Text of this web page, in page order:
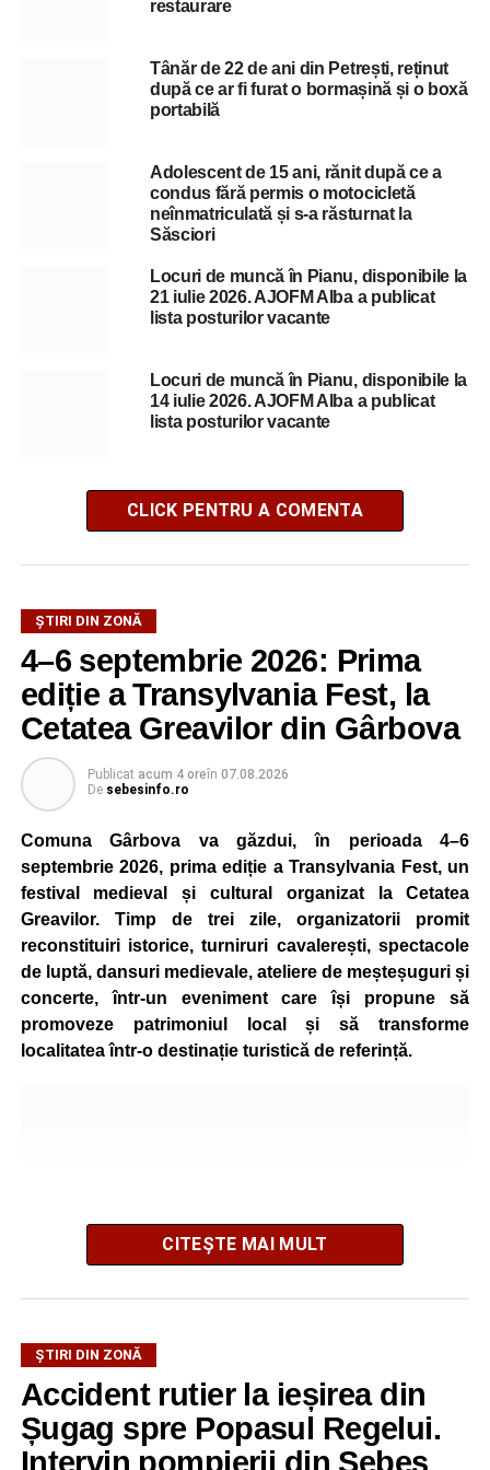
restaurare
Tânăr de 22 de ani din Petrești, reținut
după ce ar fi furat o bormașină și o boxă
portabilă
Adolescent de 15 ani, rănit după ce a
condus fără permis o motocicletă
neînmatriculată și s-a răsturnat la
Săsciori
Locuri de muncă în Pianu, disponibile la
21 iulie 2026. AJOFM Alba a publicat
lista posturilor vacante
Locuri de muncă în Pianu, disponibile la
14 iulie 2026. AJOFM Alba a publicat
lista posturilor vacante
CLICK PENTRU A COMENTA
ȘTIRI DIN ZONĂ
4–6 septembrie 2026: Prima
ediție a Transylvania Fest, la
Cetatea Greavilor din Gârbova
Publicat acum 4 oreîn 07.08.2026
De sebesinfo.ro
Comuna Gârbova va găzdui, în perioada 4–6
septembrie 2026, prima ediție a Transylvania Fest, un
festival medieval și cultural organizat la Cetatea
Greavilor. Timp de trei zile, organizatorii promit
reconstituiri istorice, turniruri cavalerești, spectacole
de luptă, dansuri medievale, ateliere de meșteșuguri și
concerte, într-un eveniment care își propune să
promoveze patrimoniul local și să transforme
localitatea într-o destinație turistică de referință.
Festivalul este organizat de
Liberi, în parteneriat cuPrimăria Comunei Gârbova
Ordinul Cetății Mühlbach, iar accesul publicului va fi
gratuit pe întreaga durată a manifestării.
CITEȘTE MAI MULT
ȘTIRI DIN ZONĂ
Accident rutier la ieșirea din
Șugag spre Popasul Regelui.
Intervin pompierii din Sebeș